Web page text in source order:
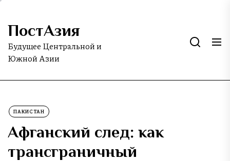
Skip
the
content
ПостАзия
Будущее Центральной и
Южной Азии
ПАКИСТАН
Афганский след: как
трансграничный